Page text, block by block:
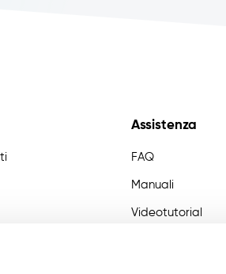
Assistenza
FAQ
Manuali
Videotutorial